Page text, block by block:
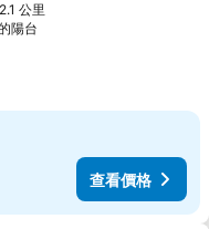
公里
陽台
查看價格